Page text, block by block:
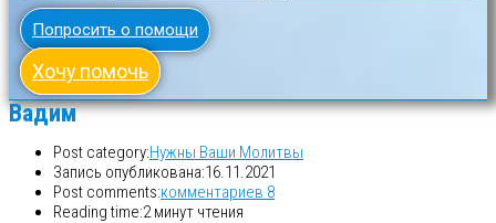
Попросить о помощи
Хочу помочь
Вадим
Post category:Нужны Ваши Молитвы
Запись опубликована:16.11.2021
Post comments:комментариев 8
Reading time:2 минут чтения